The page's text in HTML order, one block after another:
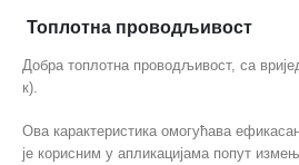
Топлотна проводљивост
Добра топлотна проводљивост, са
к).
Ова карактеристика омогућава
је корисним у апликацијама попут